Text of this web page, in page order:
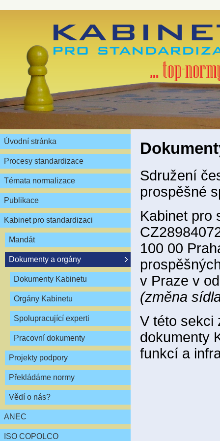
Úvodní stránka
Procesy standardizace
Témata normalizace
Publikace
Kabinet pro standardizaci
Mandát
Dokumenty a orgány
Dokumenty Kabinetu
Orgány Kabinetu
Spolupracující experti
Pracovní dokumenty
Projekty podpory
Překládáme normy
Vědí o nás?
ANEC
ISO COPOLCO
Sdružení
prospěšné
Kabinet pro
100 00
v Praze v
(změna
V této sekci
dokumenty
funkcí a